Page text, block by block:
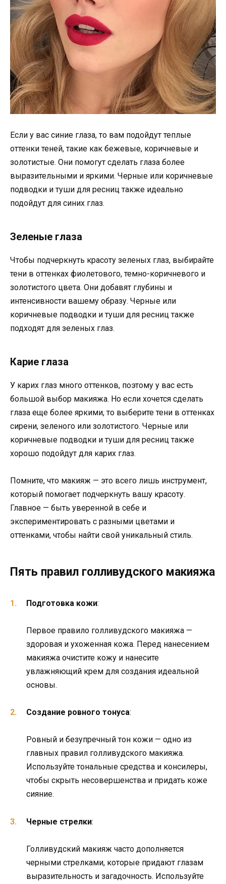
Если у вас синие глаза, то вам подойдут теплые
оттенки теней, такие как бежевые, коричневые и
золотистые. Они помогут сделать глаза более
выразительными и яркими. Черные или коричневые
подводки и туши для ресниц также идеально
подойдут для синих глаз.
Зеленые глаза
Чтобы подчеркнуть красоту зеленых глаз, выбирайте
тени в оттенках фиолетового, темно-коричневого и
золотистого цвета. Они добавят глубины и
интенсивности вашему образу. Черные или
коричневые подводки и туши для ресниц также
подходят для зеленых глаз.
Карие глаза
У карих глаз много оттенков, поэтому у вас есть
большой выбор макияжа. Но если хочется сделать
глаза еще более яркими, то выберите тени в оттенках
сирени, зеленого или золотистого. Черные или
коричневые подводки и туши для ресниц также
хорошо подойдут для карих глаз.
Помните, что макияж — это всего лишь инструмент,
который помогает подчеркнуть вашу красоту.
Главное — быть уверенной в себе и
экспериментировать с разными цветами и
оттенками, чтобы найти свой уникальный стиль.
Пять правил голливудского макияжа
Подготовка кожи:
Первое правило голливудского макияжа —
здоровая и ухоженная кожа. Перед нанесением
макияжа очистите кожу и нанесите
увлажняющий крем для создания идеальной
основы.
Создание ровного тонуса:
Ровный и безупречный тон кожи — одно из
главных правил голливудского макияжа.
Используйте тональные средства и консилеры,
чтобы скрыть несовершенства и придать коже
сияние.
Черные стрелки:
Голливудский макияж часто дополняется
черными стрелками, которые придают глазам
выразительность и загадочность. Используйте